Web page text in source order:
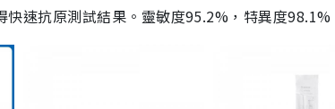
速抗原測試結果。靈敏度95.2%，特異度98.1%